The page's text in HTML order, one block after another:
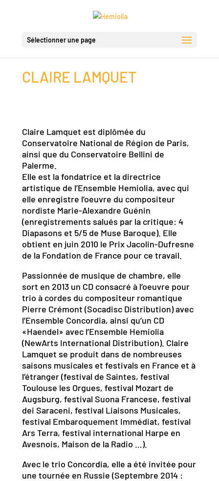
Sélectionner une page
CLAIRE LAMQUET
Claire Lamquet est diplômée du
Conservatoire National de Région de Paris,
ainsi que du Conservatoire Bellini de
Palerme.
Elle est la fondatrice et la directrice
artistique de l’Ensemble Hemiolia, avec qui
elle enregistre l’oeuvre du compositeur
nordiste Marie-Alexandre Guénin
(enregistrements salués par la critique: 4
Diapasons et 5/5 de Muse Baroque). Elle
obtient en juin 2010 le Prix Jacolin-Dufresne
de la Fondation de France pour ce travail.
Passionnée de musique de chambre, elle
sort en 2013 un CD consacré à l’oeuvre pour
trio à cordes du compositeur romantique
Pierre Crémont (Socadisc Distribution) avec
l’Ensemble Concordia, ainsi qu’un CD
«Haendel» avec l’Ensemble Hemiolia
(NewArts International Distribution). Claire
Lamquet se produit dans de nombreuses
saisons musicales et festivals en France et à
l’étranger (festival de Saintes, festival
Toulouse les Orgues, festival Mozart de
Augsburg, festival Suona Francese, festival
dei Saraceni, festival Liaisons Musicales,
festival Embaroquement Immédiat, festival
Ars Terra, festival international Harpe en
Avesnois, Maison de la Radio …).
Avec le trio Concordia, elle a été invitée pour
une tournée en Russie (Septembre 2014 :